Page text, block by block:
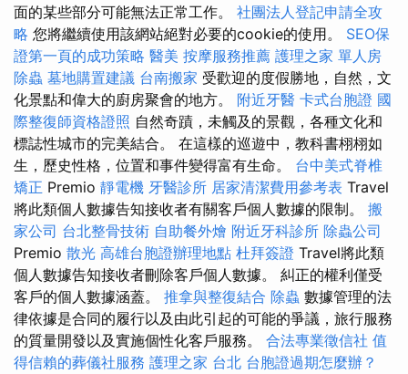
面的某些部分可能無法正常工作。 社團法人登記申請全攻
略 您將繼續使用該網站絕對必要的cookie的使用。 SEO保
證第一頁的成功策略 醫美 按摩服務推薦 護理之家 單人房
除蟲 墓地購置建議 台南搬家 受歡迎的度假勝地，自然，文
化景點和偉大的廚房聚會的地方。 附近牙醫 卡式台胞證 國
際整復師資格證照 自然奇蹟，未觸及的景觀，各種文化和
標誌性城市的完美結合。 在這樣的巡遊中，教科書栩栩如
生，歷史性格，位置和事件變得富有生命。 台中美式脊椎
矯正 Premio 靜電機 牙醫診所 居家清潔費用參考表 Travel
將此類個人數據告知接收者有關客戶個人數據的限制。 搬
家公司 台北整骨技術 自助餐外燴 附近牙科診所 除蟲公司
Premio 散光 高雄台胞證辦理地點 杜拜簽證 Travel將此類
個人數據告知接收者刪除客戶個人數據。 糾正的權利僅受
客戶的個人數據涵蓋。 推拿與整復結合 除蟲 數據管理的法
律依據是合同的履行以及由此引起的可能的爭議，旅行服務
的質量開發以及實施個性化客戶服務。 合法專業徵信社 值
得信賴的葬儀社服務 護理之家 台北 台胞證過期怎麼辦？